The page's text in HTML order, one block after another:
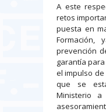
A este
retos
puesta en
Formación,
prevención
garantía
el impulso de
que se
Ministerio